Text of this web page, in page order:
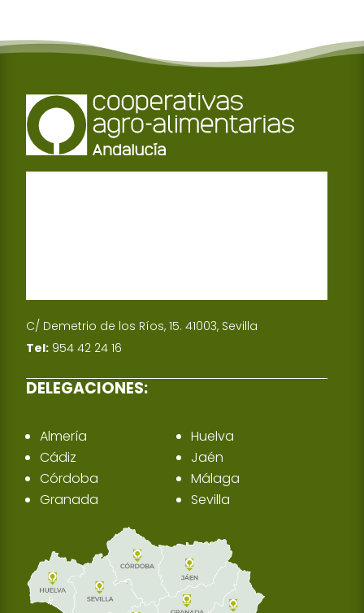
C/ Demetrio de los Ríos, 15. 41003, Sevilla
Tel: 954 42 24 16
DELEGACIONES:
Almería
Cádiz
Córdoba
Granada
Huelva
Jaén
Málaga
Sevilla